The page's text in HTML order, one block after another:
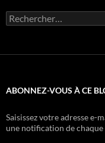
Rechercher :
ABONNEZ-VOUS À CE
Saisissez votre adresse e-
une notification de